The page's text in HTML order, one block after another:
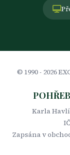
© 1990 - 2026
Karla
Zapsána v